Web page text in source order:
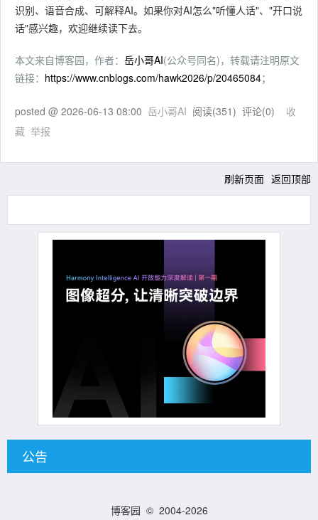
识别、语音合成、可解释AI。如果你对AI怎么"听懂人话"、"开口说
话"感兴趣，欢迎继续读下去。
本文来自博客园，作者： 岳小哥AI(公众号同名)，转载请注明原文
链接： https://www.cnblogs.com/hawk2026/p/20465084；
posted @ 2026-06-13 08:00 岳小哥AI 阅读(351) 评论(0) 收
藏 举报
刷新页面 返回顶部
公告
博客园 © 2004-2026